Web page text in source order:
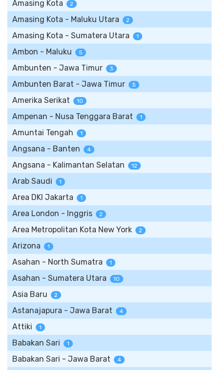
Amasing Kota 2
Amasing Kota - Maluku Utara 2
Amasing Kota - Sumatera Utara 1
Ambon - Maluku 5
Ambunten - Jawa Timur 3
Ambunten Barat - Jawa Timur 5
Amerika Serikat 10
Ampenan - Nusa Tenggara Barat 1
Amuntai Tengah 1
Angsana - Banten 4
Angsana - Kalimantan Selatan 12
Arab Saudi 1
Area DKI Jakarta 1
Area London - Inggris 2
Area Metropolitan Kota New York 2
Arizona 1
Asahan - North Sumatra 1
Asahan - Sumatera Utara 10
Asia Baru 2
Astanajapura - Jawa Barat 4
Attiki 1
Babakan Sari 1
Babakan Sari - Jawa Barat 4